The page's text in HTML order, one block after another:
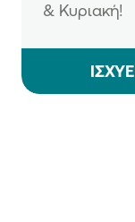
& Κυριακή!